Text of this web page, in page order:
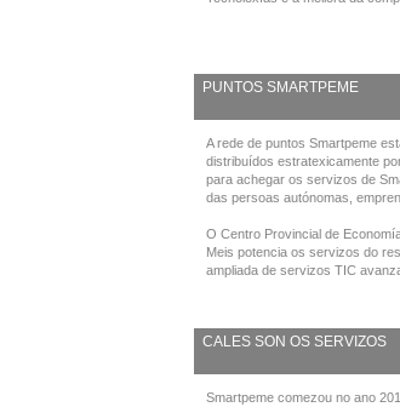
PUNTOS SMARTPEME
A rede de puntos Smartpeme
distribuídos estratexicamente
para achegar os servizos de
das persoas autónomas,
O Centro Provincial de
Meis potencia os servizos do
ampliada de servizos TIC
CALES SON OS SERVIZOS
Smartpeme comezou no ano